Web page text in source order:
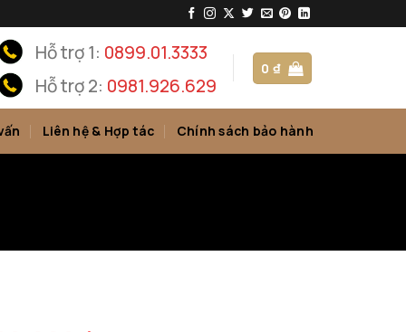
Hỗ trợ 1: 0899.01.3333
Hỗ trợ 2: 0981.926.629
0₫
Liên hệ & Hợp tác Chính sách bảo hành